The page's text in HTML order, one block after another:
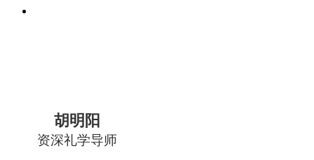
胡明阳
资深礼学导师